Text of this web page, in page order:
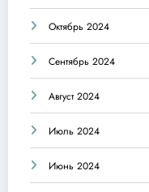
Октябрь 2024
Сентябрь 2024
Август 2024
Июль 2024
Июнь 2024